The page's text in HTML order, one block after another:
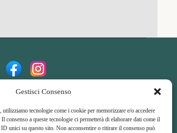
Gestisci Consenso
tecnologie come i cookie per memorizzare e/o accedere
consenso a queste tecnologie ci permetterà di elaborare dati come il
unici su questo sito. Non acconsentire o ritirare il consenso può
del Cammino di Santu Jacu
di Promozione ociale